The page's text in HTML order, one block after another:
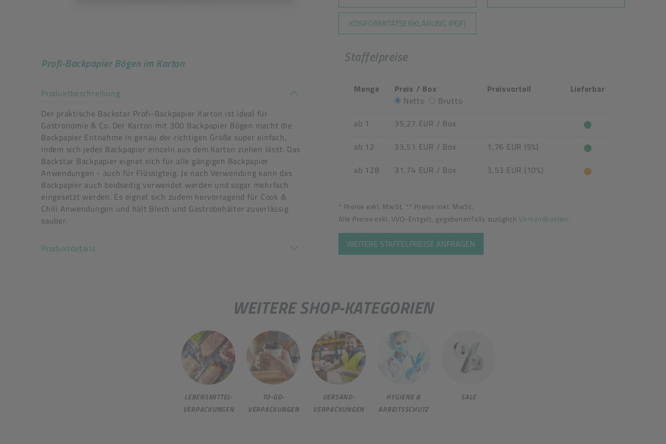
Profi-Backpapier Bögen im Karton
Produktbeschreibung
Akkordeon auf-/zuklappen stimmen nicht überein
Der praktische Backstar Profi-Backpapier Karton ist ideal für
Gastronomie & Co. Der Karton mit 300 Backpapier Bögen macht die
Backpapier Entnahme in genau der richtigen Größe super einfach,
indem sich jedes Backpapier einzeln aus dem Karton ziehen lässt. Das
Backstar Backpapier eignet sich für alle gängigen Backpapier
Anwendungen - auch für Flüssigteig. Je nach Verwendung kann das
Backpapier auch beidseitig verwendet werden und sogar mehrfach
eingesetzt werden. Es eignet sich zudem hervorragend für Cook &
Chill Anwendungen und hält Blech und Gastrobehälter zuverlässig
sauber.
Produktdetails
KONFORMITÄTSERKLÄRUNG (PDF)
Staffelpreise
Menge
Preis / Box
Netto
Brutto
Preisvorteil Lieferbar
ab 1 35,27 EUR / Box
ab 12
33,51 EUR / Box
1,76 EUR (5%)
ab 128
31,74 EUR / Box 3,53 EUR (10%)
* Preise exkl. MwSt. ** Preise inkl. MwSt.
Alle Preise exkl. VVO-Entgelt, gegebenenfalls zuzüglich Versandkosten.
WEITERE STAFFELPREISE ANFRAGEN
WEITERE SHOP-KATEGORIEN
LEBENSMITTEL-
VERPACKUNGEN
TO-GO-
VERPACKUNGEN
VERSAND-
VERPACKUNGEN
HYGIENE &
ARBEITSSCHUTZ
SALE